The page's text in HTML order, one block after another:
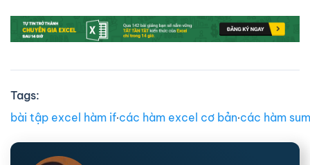
Tags:
bài tập excel hàm if∙các hàm excel cơ bản∙các hàm